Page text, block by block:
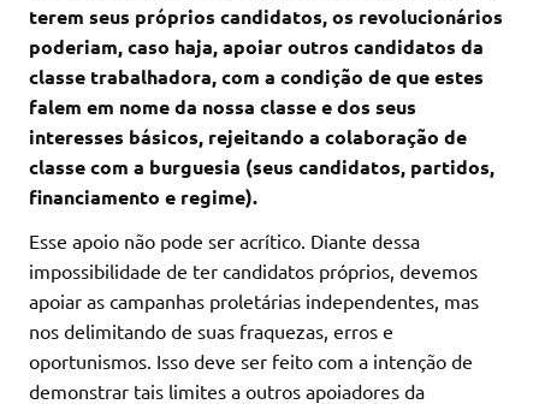
terem seus próprios candidatos, os revolucionários
poderiam, caso haja, apoiar outros candidatos da
classe trabalhadora, com a condição de que estes
falem em nome da nossa classe e dos seus
interesses básicos, rejeitando a colaboração de
classe com a burguesia (seus candidatos, partidos,
financiamento e regime).
Esse apoio não pode ser acrítico. Diante dessa
impossibilidade de ter candidatos próprios, devemos
apoiar as campanhas proletárias independentes, mas
nos delimitando de suas fraquezas, erros e
oportunismos. Isso deve ser feito com a intenção de
demonstrar tais limites a outros apoiadores da